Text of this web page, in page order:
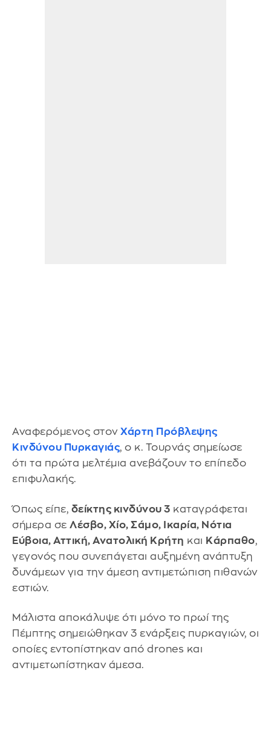
Αναφερόμενος στον Χάρτη Πρόβλεψης
Κινδύνου Πυρκαγιάς, ο κ. Τουρνάς σημείωσε
ότι τα πρώτα μελτέμια ανεβάζουν το επίπεδο
επιφυλακής.
Όπως είπε, δείκτης κινδύνου 3 καταγράφεται
σήμερα σε Λέσβο, Χίο, Σάμο, Ικαρία, Νότια
Εύβοια, Αττική, Ανατολική Κρήτη και Κάρπαθο,
γεγονός που συνεπάγεται αυξημένη ανάπτυξη
δυνάμεων για την άμεση αντιμετώπιση πιθανών
εστιών.
Μάλιστα αποκάλυψε ότι μόνο το πρωί της
Πέμπτης σημειώθηκαν 3 ενάρξεις πυρκαγιών, οι
οποίες εντοπίστηκαν από drones και
αντιμετωπίστηκαν άμεσα.